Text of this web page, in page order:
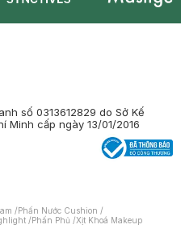
số 0313612829 do Sở Kế
Minh cấp ngày 13/01/2016
/Phấn Nước Cushion /
/Phấn Phủ /Xịt Khoá Makeup